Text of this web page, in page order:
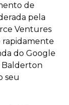
de
pela
Ventures
rapidamente
do Google
Balderton
seu